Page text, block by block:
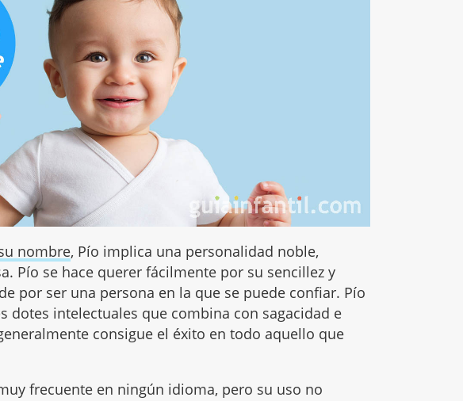
nombre, Pío implica una personalidad noble,
Pío se hace querer fácilmente por su sencillez y
por ser una persona en la que se puede confiar. Pío
dotes intelectuales que combina con sagacidad e
consigue el éxito en todo aquello que
frecuente en ningún idioma, pero su uso no